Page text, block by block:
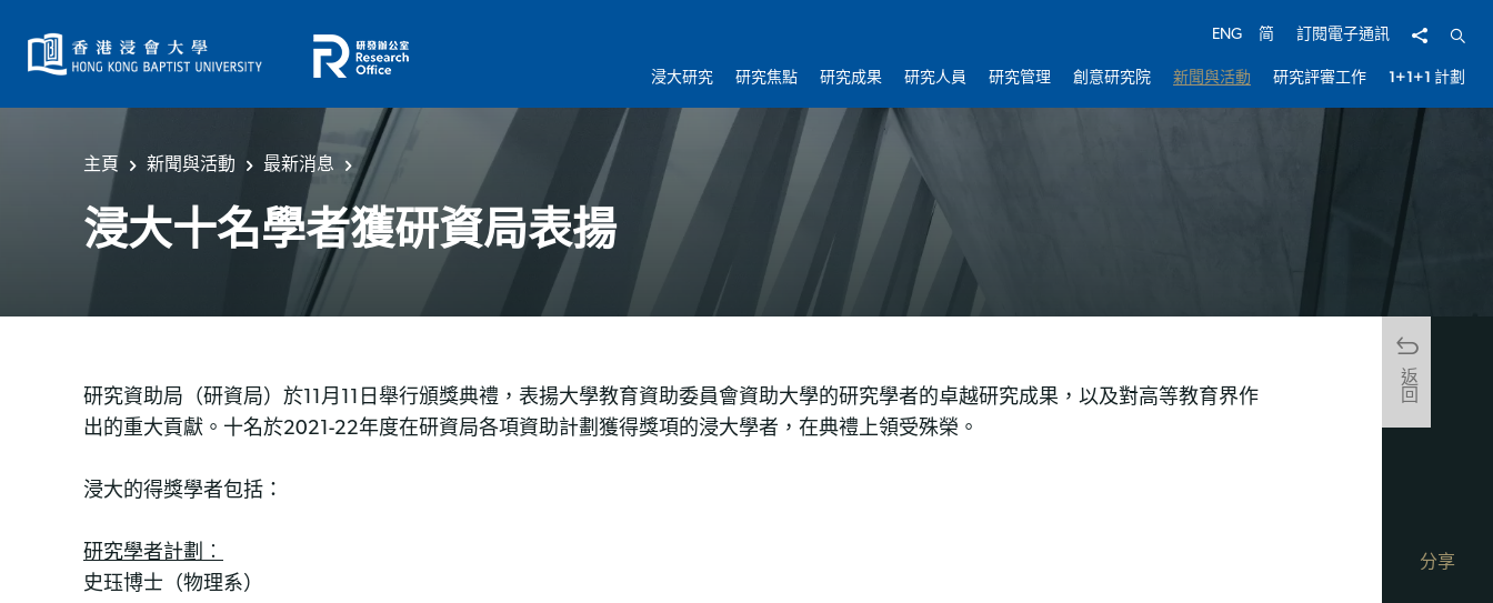
ENG 简 訂閱電子通訊 分享 開啟
浸大研究 研究焦點 研究成果 研究人員 研究管理 創意研究院 新聞與活動 研究評審工作 1+1+1 計劃
主頁 新聞與活動 最新消息
浸大十名學者獲研資局表揚
返回
研究資助局（研資局）於11月11日舉行頒獎典禮，表揚大學教育資助委員會資助大學的研究學者的卓越研究成果，以及對高等教育界作
出的重大貢獻。十名於2021-22年度在研資局各項資助計劃獲得獎項的浸大學者，在典禮上領受殊榮。
浸大的得獎學者包括：
研究學者計劃︰
史珏博士（物理系）
分享